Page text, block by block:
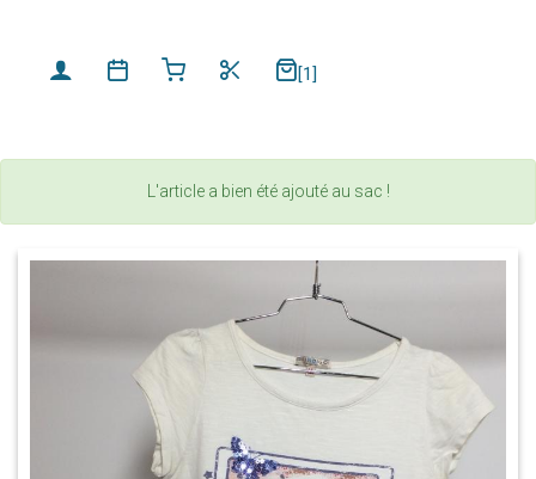
[1]
L'article a bien été ajouté au sac !